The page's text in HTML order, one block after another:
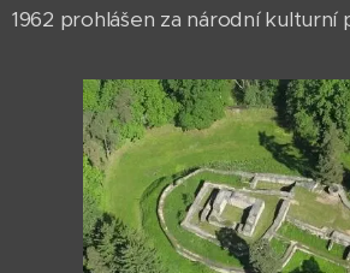
1962 prohlášen za národní kulturní